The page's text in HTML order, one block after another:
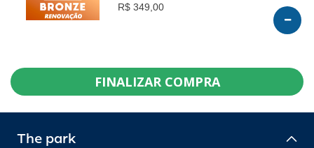
R$ 349,00
FINALIZAR COMPRA
The park